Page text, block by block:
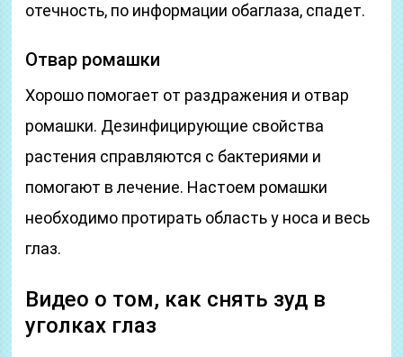
отечность, по информации обаглаза, спадет.
Отвар ромашки
Хорошо помогает от раздражения и отвар
ромашки. Дезинфицирующие свойства
растения справляются с бактериями и
помогают в лечение. Настоем ромашки
необходимо протирать область у носа и весь
глаз.
Видео о том, как снять зуд в
уголках глаз